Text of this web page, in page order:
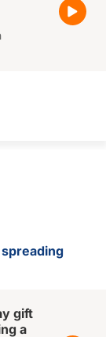
gift
a